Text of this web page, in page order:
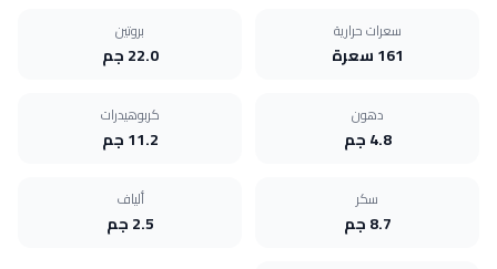
سعرات حرارية
161 سعرة
بروتين
22.0 جم
دهون
4.8 جم
كربوهيدرات
11.2 جم
سكر
8.7 جم
ألياف
2.5 جم